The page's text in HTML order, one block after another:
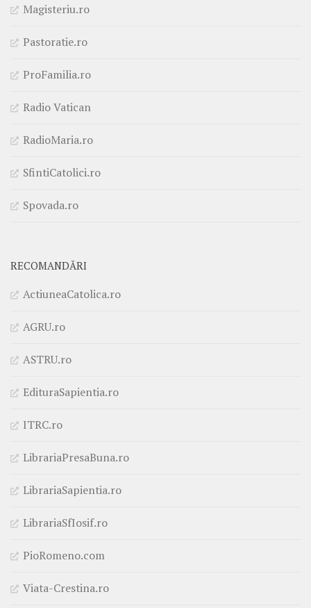
Magisteriu.ro
Pastoratie.ro
ProFamilia.ro
Radio Vatican
RadioMaria.ro
SfintiCatolici.ro
Spovada.ro
RECOMANDĂRI
ActiuneaCatolica.ro
AGRU.ro
ASTRU.ro
EdituraSapientia.ro
ITRC.ro
LibrariaPresaBuna.ro
LibrariaSapientia.ro
LibrariaSfIosif.ro
PioRomeno.com
Viata-Crestina.ro